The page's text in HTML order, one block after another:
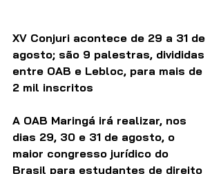
XV Conjuri acontece de 29 a 31 de
agosto; são 9 palestras, divididas
entre OAB e Lebloc, para mais de
2 mil inscritos
A OAB Maringá irá realizar, nos
dias 29, 30 e 31 de agosto, o
maior congresso jurídico do
Brasil para estudantes de direito